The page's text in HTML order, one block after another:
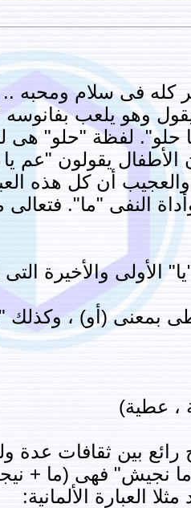
فى سلام ومحبه ..
وهو يلعب
يقولون "عم
أن كل هذه
النفى "ما".
رائع بين ثقافات
"ما نجيش" فهى (ما +
العبارة الألمانية: